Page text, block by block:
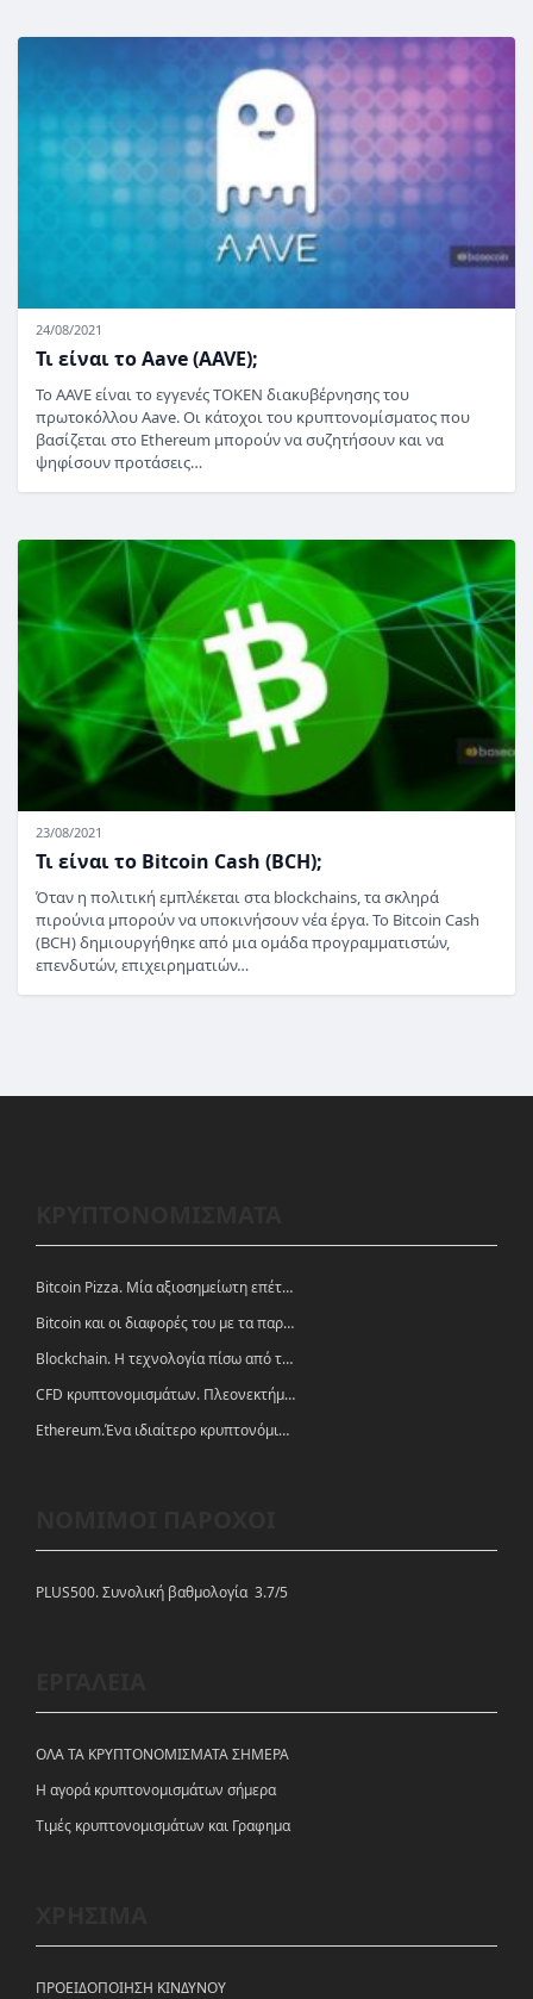
24/08/2021
Τι είναι το Aave (AAVE);
Το AAVE είναι το εγγενές TOKEN διακυβέρνησης του
πρωτοκόλλου Aave. Οι κάτοχοι του κρυπτονομίσματος που
βασίζεται στο Ethereum μπορούν να συζητήσουν και να
ψηφίσουν προτάσεις…
23/08/2021
Τι είναι το Bitcoin Cash (BCH);
Όταν η πολιτική εμπλέκεται στα blockchains, τα σκληρά
πιρούνια μπορούν να υποκινήσουν νέα έργα. Το Bitcoin Cash
(BCH) δημιουργήθηκε από μια ομάδα προγραμματιστών,
επενδυτών, επιχειρηματιών…
Bitcoin Pizza. Μία αξιοσημείωτη επέτειος.
Bitcoin και οι διαφορές του με τα παραδοσιακά νομίσματα
Blockchain. Η τεχνολογία πίσω από τα κρυπτονομίσματα
CFD κρυπτονομισμάτων. Πλεονεκτήματα και ευκαιρίες
Ethereum.Ένα ιδιαίτερο κρυπτονόμισμα-πλατφόρμα
PLUS500. Συνολική βαθμολογία 3.7/5
ΟΛΑ ΤΑ ΚΡΥΠΤΟΝΟΜΙΣΜΑΤΑ ΣΗΜΕΡΑ
Η αγορά κρυπτονομισμάτων σήμερα
Tιμές κρυπτονομισμάτων και Γραφημα
ΠΡΟΕΙΔΟΠΟΙΗΣΗ ΚΙΝΔΥΝΟΥ